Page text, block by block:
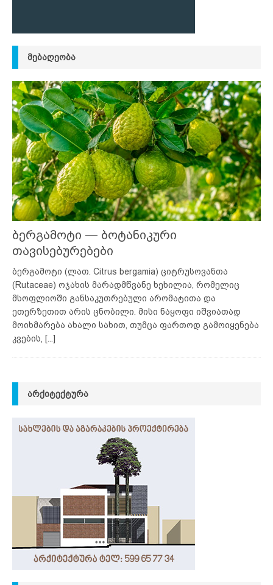
ᲛᲔᲑᲐᲦᲔᲝᲑᲐ
ბერგამოტი — ბოტანიკური
თავისებურებები
ბერგამოტი (ლათ. Citrus bergamia) ციტრუსოვანთა
(Rutaceae) ოჯახის მარადმწვანე ხეხილია, რომელიც
მსოფლიოში განსაკუთრებული არომატითა და
ეთერზეთით არის ცნობილი. მისი ნაყოფი იშვიათად
მოიხმარება ახალი სახით, თუმცა ფართოდ გამოიყენება
კვების,
[...]
ᲐᲠᲥᲘᲢᲔᲥᲢᲣᲠᲐ